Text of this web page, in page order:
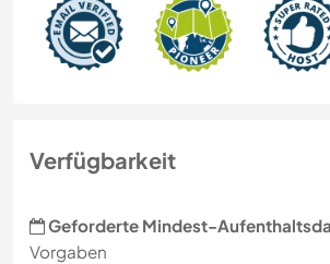
Verfügbarkeit
Geforderte Mindest-
Vorgaben